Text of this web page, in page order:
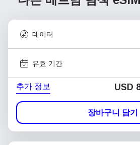
데이터
유효 기간
추가 정보 USD
장바구니 담기